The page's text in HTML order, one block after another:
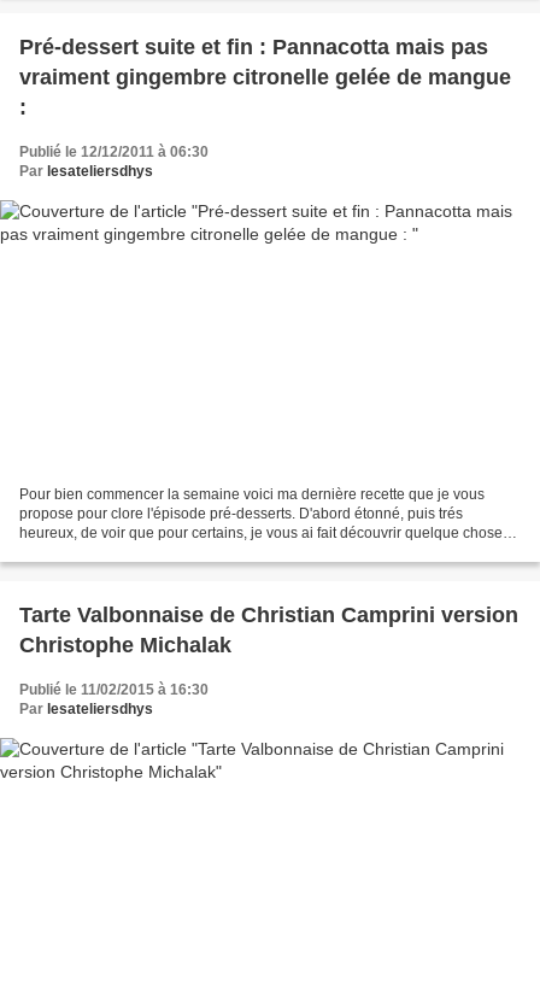
Pré-dessert suite et fin : Pannacotta mais pas
vraiment gingembre citronelle gelée de mangue
:
Publié le 12/12/2011 à 06:30
Par lesateliersdhys
Pour bien commencer la semaine voici ma dernière recette que je vous
propose pour clore l'épisode pré-desserts. D'abord étonné, puis trés
heureux, de voir que pour certains, je vous ai fait découvrir quelque chose
Tarte Valbonnaise de Christian Camprini version
Christophe Michalak
Publié le 11/02/2015 à 16:30
Par lesateliersdhys